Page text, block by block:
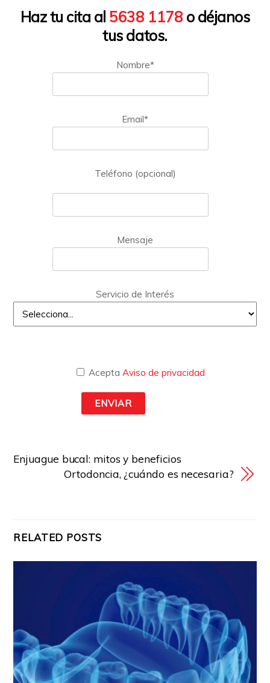
Haz tu cita al 5638 1178 o déjanos
tus datos.
Nombre*
Email*
Teléfono (opcional)
Mensaje
Servicio de Interés
AceptaAviso de privacidad
Enjuague bucal: mitos y beneficios
Ortodoncia, ¿cuándo es necesaria?
RELATED POSTS